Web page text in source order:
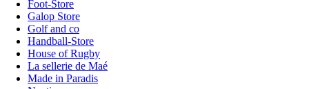
Foot-Store
Galop Store
Golf and co
Handball-Store
House of Rugby
La sellerie de Maé
Made in Paradis